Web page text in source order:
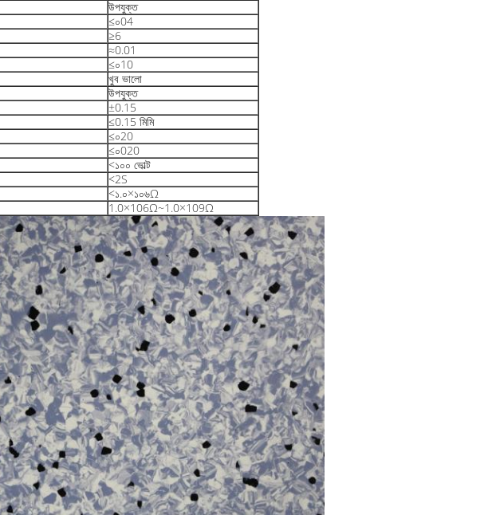
উপযুক্ত
≤০04
≥6
≈0.01
≤০10
খুব ভালো
উপযুক্ত
±0.15
≤0.15 মিমি
≤০20
≤০020
<১০০ ভোল্ট
<2S
<১.০×১০৬Ω
1.0×106Ω~1.0×109Ω